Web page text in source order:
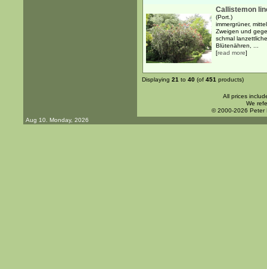
Callistemon
(Port.)
immergrüner,
Zweigen und
schmal
Blütenähren, ...
[read more]
Displaying 21 to 40 (of 451 products)
All prices
We
© 2000-2026 Peter
Aug 10. Monday, 2026